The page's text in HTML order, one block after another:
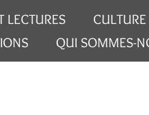
LECTURES CULTURE
QUI SOMMES-